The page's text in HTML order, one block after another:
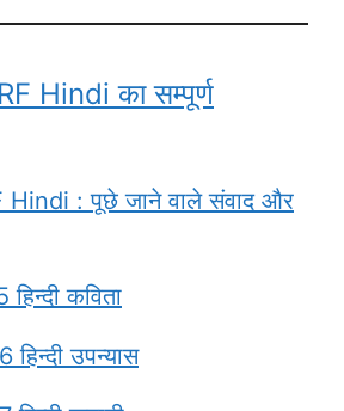
Hindi का सम्पूर्ण
Hindi : पूछे जाने वाले संवाद और
कविता
उपन्यास